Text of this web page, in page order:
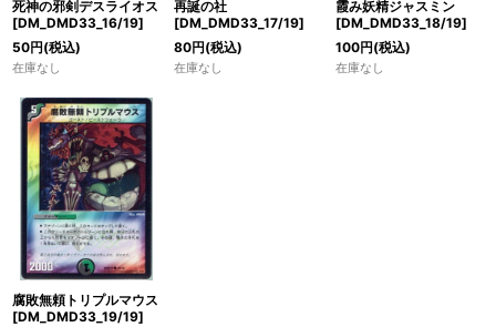
死神の邪剣デスライオス
[DM_DMD33_16/19]
50円(税込)
在庫なし
再誕の社
[DM_DMD33_17/19]
80円(税込)
在庫なし
霞み妖精ジャスミン
[DM_DMD33_18/19]
100円(税込)
在庫なし
腐敗無頼トリプルマウス
[DM_DMD33_19/19]